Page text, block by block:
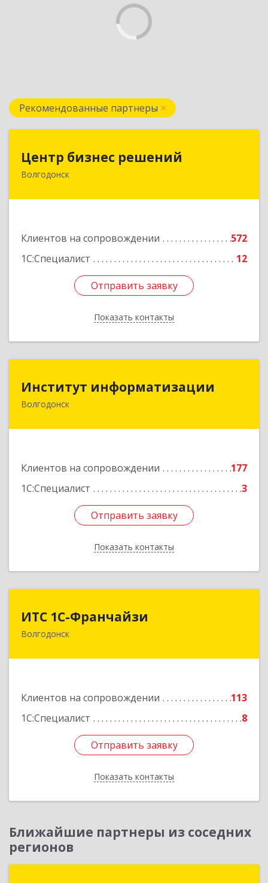
Рекомендованные партнеры
Центр бизнес решений
Волгодонск
Клиентов на сопровождении
572
1С:Специалист
12
Отправить заявку
Показать контакты
Центр бизнес решений
347375, Ростовская обл, Волгодонск г,
Отправить заявку
Назад
Институт информатизации
Волгодонск
Клиентов на сопровождении
177
1С:Специалист
3
Отправить заявку
Показать контакты
Институт информатизации
347383, Ростовская обл, Волгодонск г, Маршала
Отправить заявку
Назад
ИТС 1С-Франчайзи
Волгодонск
Клиентов на сопровождении
113
1С:Специалист
8
Отправить заявку
Показать контакты
ИТС 1С-Франчайзи
347380, Ростовская обл, Волгодонск г, Гагарина
Отправить заявку
Назад
Ближайшие партнеры из соседних
регионов